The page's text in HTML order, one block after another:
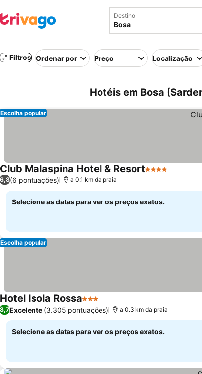
Destino
Filtros Ordenar por Preço Localização
Hotéis em Bosa
Escolha popular
Club Malaspina Hotel & Resort4 Estrelas
6,8(6 pontuações) a 0.1 km da praia
Selecione as datas para ver os preços exatos.
Escolha popular
Hotel Isola Rossa3 Estrelas
8,7Excelente (3.305 pontuações) a 0.3 km da praia
Selecione as datas para ver os preços exatos.